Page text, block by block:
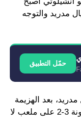
مدريد والتوجه
حمّل التطبيق
بعد الهزيمة
في نهائي كأس ملك إسبانيا أمام برشلونة 3-2 على ملعب لا